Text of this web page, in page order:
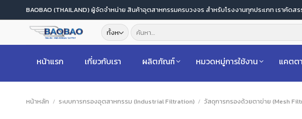
ไป
เนื้อหา
BAOBAO (THAILAND) ผู้จัดจำหน่าย สินค้าอุตสาหกรรมครบวงจร สำหรับโรงงานทุกประเภท เรา
ค้นหา:
หน้าแรก เกี่ยวกับเรา ผลิตภัณฑ์ หมวดหมู่การใช้งาน แคตต
หน้าหลัก / ระบบการกรองอุตสาหกรรม (Industrial Filtration) / วัสดุการกรองด้วยตาข่าย (Mesh